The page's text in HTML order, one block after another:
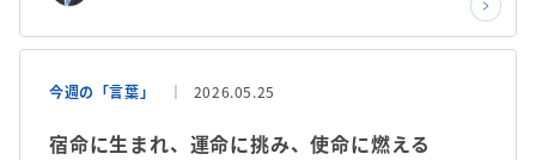
今週の「言葉」 2026.05.25
宿命に生まれ、運命に挑み、使命に燃える